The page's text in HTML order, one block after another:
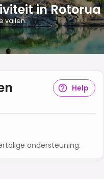
in Rotorua
vallen.
Help
ondersteuning.